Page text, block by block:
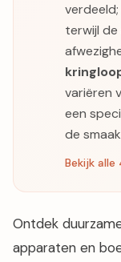
terwijl
variëren
een
de
Bekijk
Ontdek
apparaten en